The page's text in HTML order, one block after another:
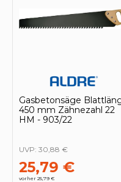
Gasbetonsäge
450 mm Zähnezahl 22
HM - 903/22
25,79 €
vorher 25,79 €
UVP: 30,88 €